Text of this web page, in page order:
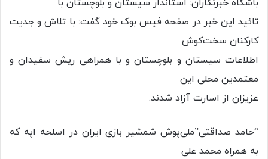
باشگاه خبرنگاران: استاندار سیستان و بلوچستان با
تائید این خبر در صفحه فیس بوک خود گفت: با تلاش و جدیت
کارکنان سخت‌کوش
اطلاعات سیستان و بلوچستان و با همراهی ریش سفیدان و
معتمدین محلی این
عزیزان از اسارت آزاد شدند.
“حامد صداقتی”ملی‌پوش شمشیر بازی ایران در اسلحه اپه که
به همراه محمد علی